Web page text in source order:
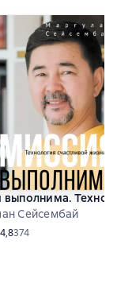
выполнима.
Сейсембай
рейтинг 4,8 на
4,8374